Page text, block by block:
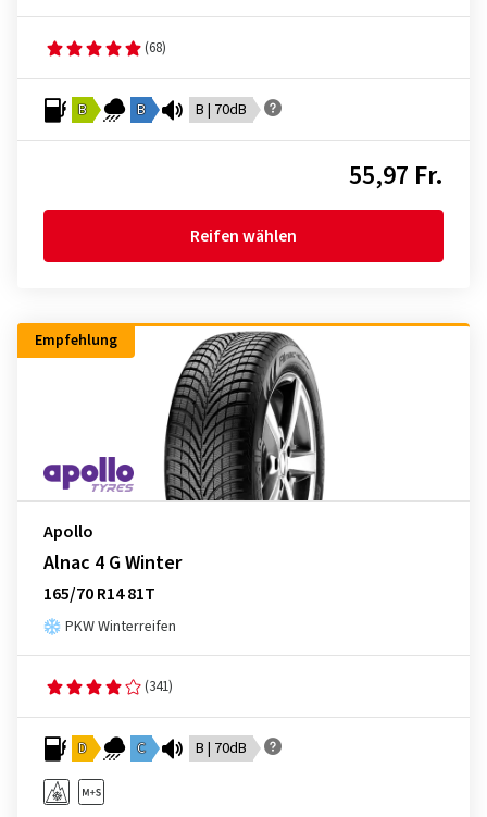
(68)
B B B | 70dB
55,97 Fr.
Reifen wählen
Empfehlung
Apollo
Alnac 4 G Winter
165/70 R14 81T
PKW Winterreifen
(341)
D C B | 70dB